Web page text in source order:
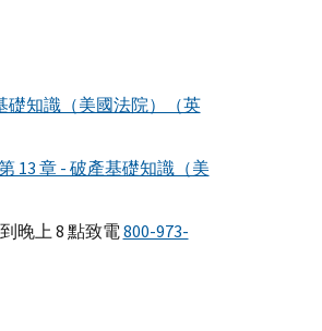
礎知識（美國法院）（英
13 章 - 破產基礎知識（美
晚上 8 點致電800-973-